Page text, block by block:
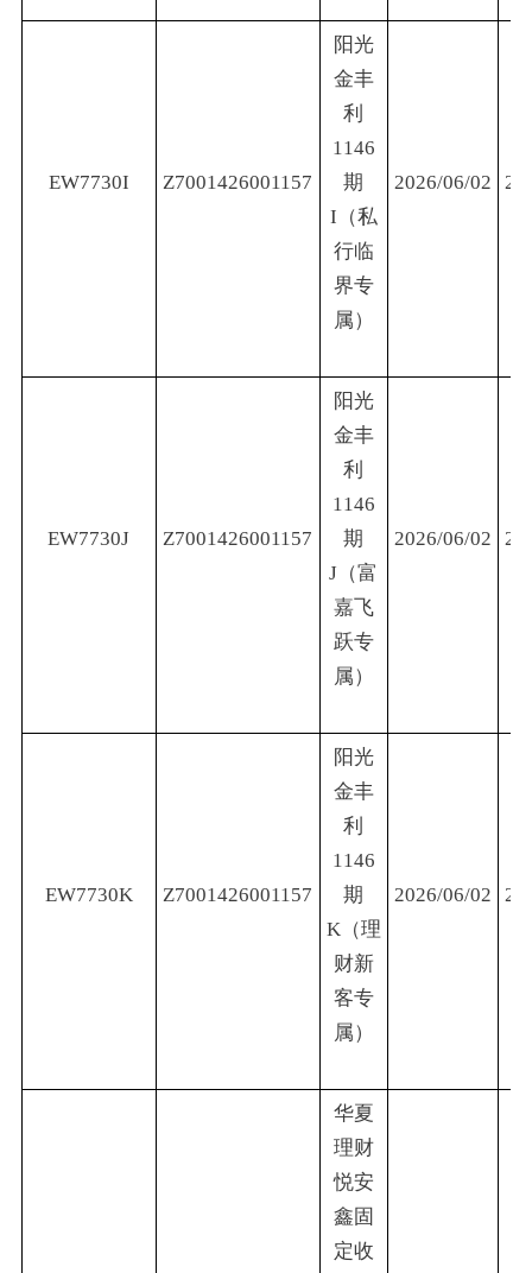
EW7730I Z7001426001157
阳光
金丰
利
1146
期
I（私
行临
界专
属）
2026/06/02
EW7730J Z7001426001157
阳光
金丰
利
1146
期
J（富
嘉飞
跃专
属）
2026/06/02
EW7730K Z7001426001157
阳光
金丰
利
1146
期
K（理
财新
客专
属）
2026/06/02
华夏
理财
悦安
鑫固
定收